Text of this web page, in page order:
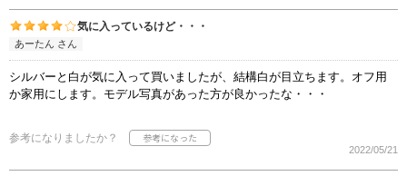
気に入っているけど・・・
あーたん さん
シルバーと白が気に入って買いましたが、結構白が目立ちます。オフ用
か家用にします。モデル写真があった方が良かったな・・・
参考になりましたか？
2022/05/21